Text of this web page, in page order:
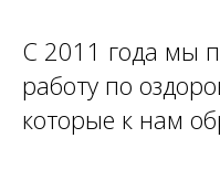
С 2011 года мы
работу по
которые к нам